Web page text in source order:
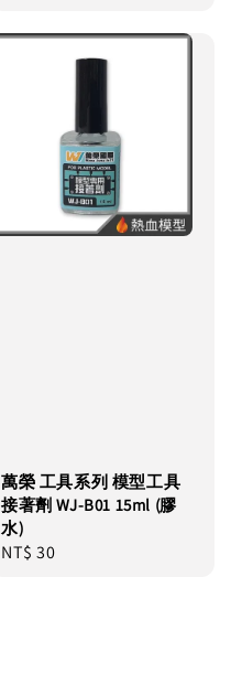
萬榮 工具系列 模型工具
接著劑 WJ-B01 15ml (膠
水)
Regular
NT$ 30